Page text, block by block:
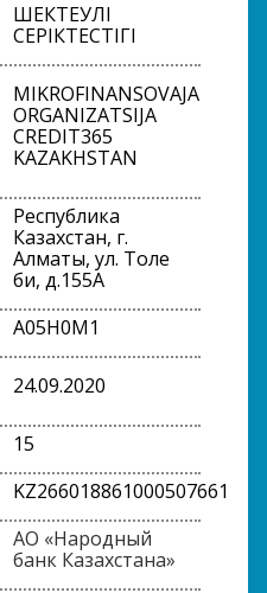
ШЕКТЕУЛІ
СЕРІКТЕСТІГІ
MIKROFINANSOVAJA
ORGANIZATSIJA
CREDIT365
KAZAKHSTAN
Республика
Казахстан, г.
Алматы, ул. Толе
би, д.155А
A05H0M1
24.09.2020
15
KZ266018861000507661
АО «Народный
банк Казахстана»